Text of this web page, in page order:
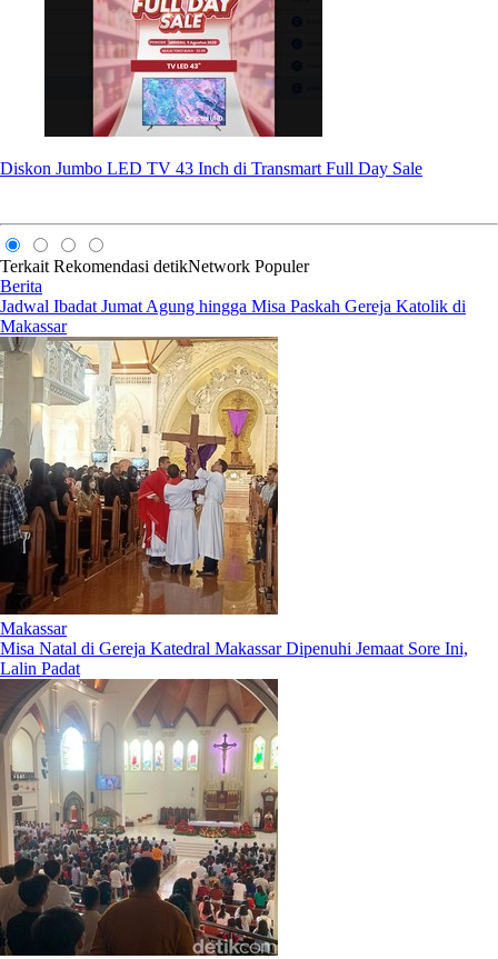
Diskon Jumbo LED TV 43 Inch di Transmart Full Day Sale
Terkait Rekomendasi detikNetwork Populer
Berita
Jadwal Ibadat Jumat Agung hingga Misa Paskah Gereja Katolik di
Makassar
Makassar
Misa Natal di Gereja Katedral Makassar Dipenuhi Jemaat Sore Ini,
Lalin Padat